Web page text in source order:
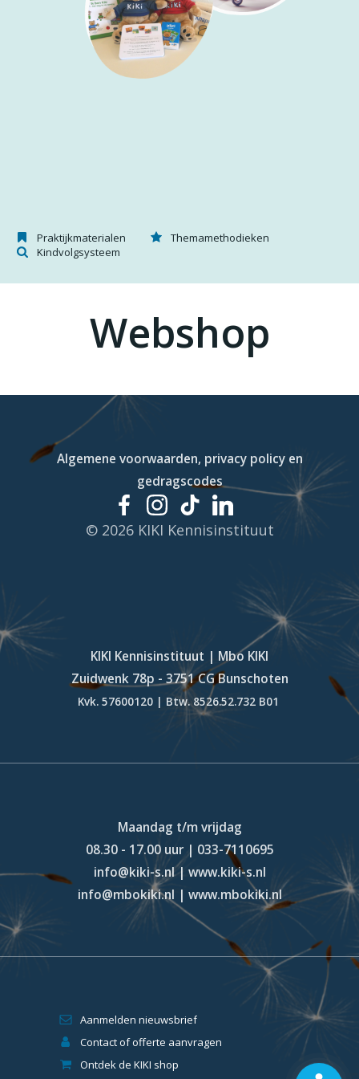
Praktijkmaterialen
Themamethodieken
Kindvolgsysteem
Webshop
Algemene voorwaarden, privacy policy en
gedragscodes
© 2026 KIKI Kennisinstituut
KIKI Kennisinstituut | Mbo KIKI
Zuidwenk 78p - 3751 CG Bunschoten
Kvk. 57600120 | Btw. 8526.52.732 B01
Maandag t/m vrijdag
08.30 - 17.00 uur | 033-7110695
info@kiki-s.nl | www.kiki-s.nl
info@mbokiki.nl | www.mbokiki.nl
Aanmelden nieuwsbrief
Contact of offerte aanvragen
Ontdek de KIKI shop